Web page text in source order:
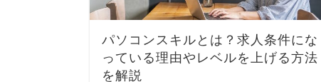
パソコンスキルとは？求人条件にな
っている理由やレベルを上げる方法
を解説